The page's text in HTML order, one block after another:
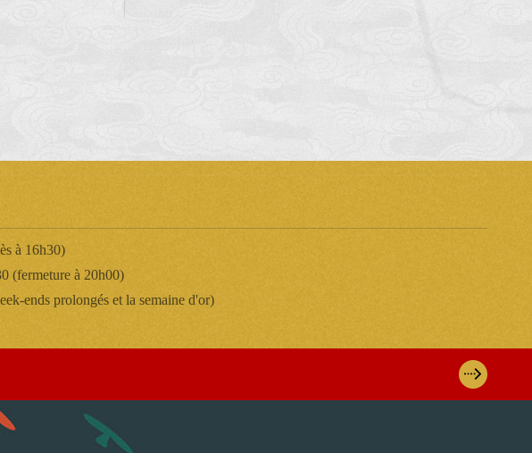
à 16h30)
(fermeture à 20h00)
ends prolongés et la semaine d'or)